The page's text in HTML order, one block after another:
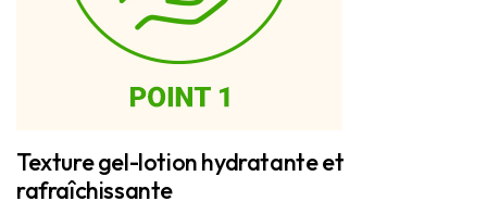
Texture gel-lotion hydratante et
rafraîchissante